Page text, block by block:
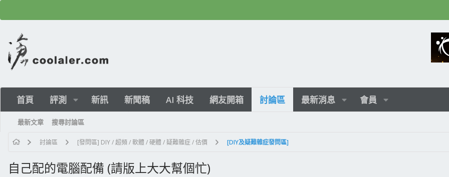
首頁 評測 新訊 新聞稿 AI 科技 網友開箱 討論區 最新消息 會員
最新文章 搜尋討論區
討論區 [發問區] DIY / 超頻 / 軟體 / 硬體 / 疑難雜症 / 估價 [DIY及疑難雜症發問區]
自己配的電腦配備 (請版上大大幫個忙)